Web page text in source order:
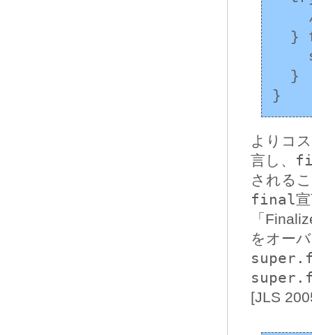
よりコ
言し、
される
final
「
をオー
[JLS